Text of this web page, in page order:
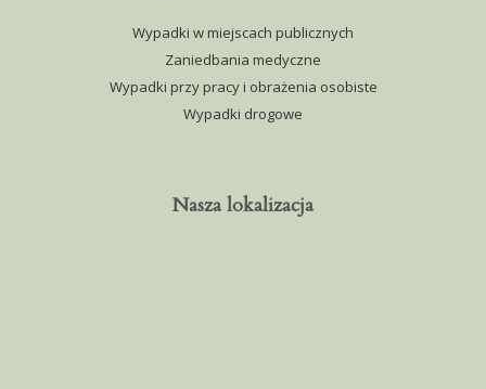
Wypadki w miejscach publicznych
Zaniedbania medyczne
Wypadki przy pracy i obrażenia osobiste
Wypadki drogowe
Nasza lokalizacja